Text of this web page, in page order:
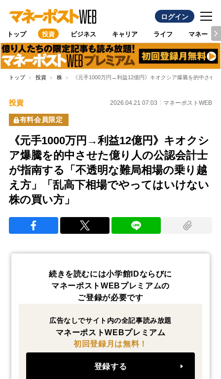
ログイン
トップ 投資 ビジネス キャリア ライフ マネー
トップ 投資 株 《元手1000万円→利益12億円》キオクシア爆騰を的中させ
投資 2026.04.21 07:03 マネーポストWEB
有料会員限定
《元手1000万円→利益12億円》キオクシ
ア爆騰を的中させた億り人の公認会計士
が指南する「不透明な難局相場の乗り越
え方」「乱高下相場でやってはいけない
株の買い方」
続きを読むには小学館IDならびに
マネーポストWEBプレミアムの
ご登録が必要です
広告なしでサイト内の全記事読み放題
マネーポストWEBプレミアム
初回登録月は無料！
登録する